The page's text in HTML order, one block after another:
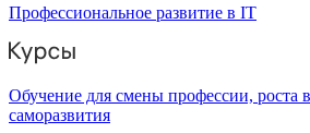
Профессиональное развитие в IT
Обучение для смены профессии, роста
саморазвития